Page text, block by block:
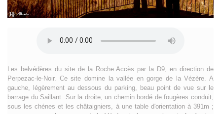
Les belvédères du site de la Roche Accès par la D9, en direction de
Perpezac-le-Noir. Ce site domine la vallée en gorge de la Vézère. A
gauche, légèrement au dessous du parking, beau point de vue sur le
barrage du Saillant. Sur la droite, un chemin bordé de fougères conduit,
sous les chénes et les châtaigniers, à une table d'orientation à 391m ;